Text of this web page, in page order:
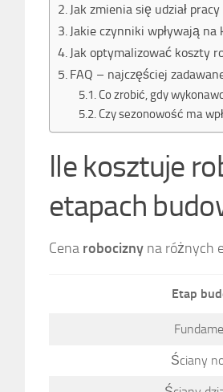
Jak zmienia się udział
Jakie czynniki wpływają
Jak optymalizować koszty
FAQ – najczęściej
Co zrobić, gdy
Czy sezonowość ma
Ile kosztuje
etapach
Cena robocizny na różnych
Etap
Ściany